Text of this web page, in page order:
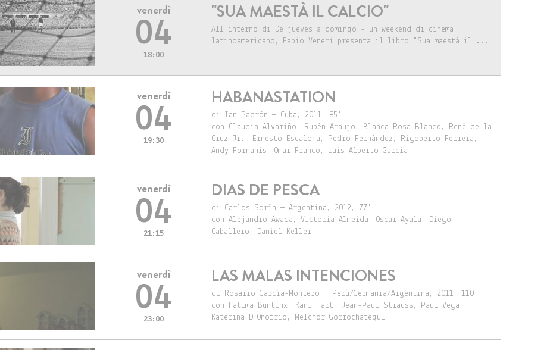
venerdì
04
18:00
"SUA MAESTÀ IL CALCIO"
All'interno di De jueves a domingo - un weekend di cinema
latinoamericano, Fabio Veneri presenta il libro "Sua maestà il ...
venerdì
04
19:30
HABANASTATION
di Ian Padrón — Cuba, 2011, 85'
con Claudia Alvariño, Rubén Araujo, Blanca Rosa Blanco, René de la
Cruz Jr., Ernesto Escalona, Pedro Fernández, Rigoberto Ferrera,
Andy Fornanis, Omar Franco, Luis Alberto Garcia
venerdì
04
21:15
DIAS DE PESCA
di Carlos Sorín — Argentina, 2012, 77'
con Alejandro Awada, Victoria Almeida, Oscar Ayala, Diego
Caballero, Daniel Keller
venerdì
04
23:00
LAS MALAS INTENCIONES
di Rosario García-Montero — Perù/Germania/Argentina, 2011, 110'
con Fatima Buntinx, Kani Hart, Jean-Paul Strauss, Paul Vega,
Katerina D'Onofrio, Melchor Gorrochátegul